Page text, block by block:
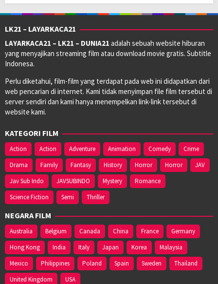
LK21 – LAYARKACA21
LAYARKACA21 – LK21 – DUNIA21 adalah sebuah website hiburan
yang menyajikan streaming film atau download movie gratis. Subtitle
Indonesa.
Perlu diketahui, film-film yang terdapat pada web ini didapatkan dari
web pencarian di internet. Kami tidak menyimpan file film tersebut di
server sendiri dan kami hanya menempelkan link-link tersebut di
website kami.
KATEGORI FILM
Action Action Adventure Animation Comedy
Crime
Drama
Family Fantasy History Horror Horror
JAV
Jav Sub Indo
JAVSUBINDO Mystery
Romance
Science Fiction
Semi Thriller
NEGARA FILM
Australia Belgium Canada China France
Germany
Hong Kong
India Italy Japan Korea
Malaysia
Mexico
Philippines Poland Spain Sweden
Thailand
United Kingdom
USA